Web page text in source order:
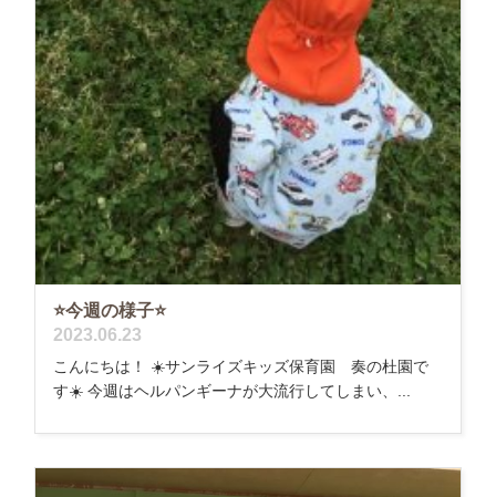
⭐️今週の様子⭐️
2023.06.23
こんにちは！ ☀️サンライズキッズ保育園 奏の杜園で
す☀️ 今週はヘルパンギーナが大流行してしまい、...